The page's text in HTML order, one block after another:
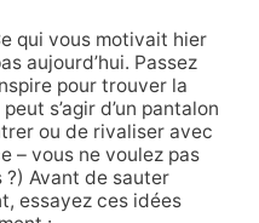
qui vous motivait hier
aujourd’hui. Passez
pour trouver la
s’agir d’un pantalon
ou de rivaliser avec
– vous ne voulez pas
?) Avant de sauter
essayez ces idées